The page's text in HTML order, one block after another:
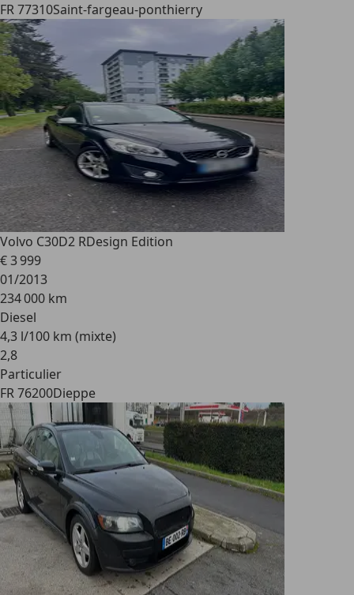
FR 77310Saint-fargeau-ponthierry
Volvo C30D2 RDesign Edition
€ 3 999
01/2013
234 000 km
Diesel
4,3 l/100 km (mixte)
2,8
Particulier
FR 76200Dieppe